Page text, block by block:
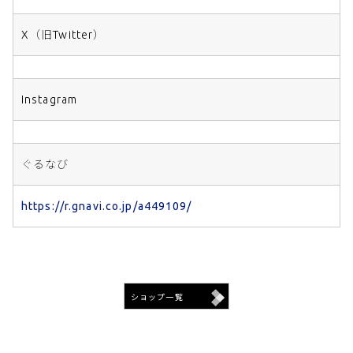
X（旧Twitter）
Instagram
ぐるなび
https://r.gnavi.co.jp/a449109/
ショップ一覧